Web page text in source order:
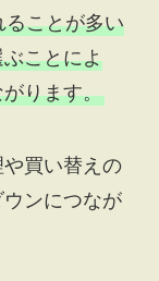
ることが多い
ことによ
ります。
買い替えの
ンにつなが